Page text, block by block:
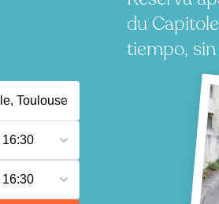
du
tiempo,
16:30
16:30